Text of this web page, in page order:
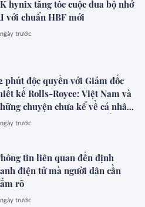
hynix tăng tốc cuộc đua bộ nhớ
với chuẩn HBF mới
trước
phút độc quyền với Giám đốc
kế Rolls-Royce: Việt Nam và
chuyện chưa kể về cá nhân
cho giới siêu giàu toàn cầu
trước
tin liên quan đến định
điện tử mà người dân cần
rõ
trước